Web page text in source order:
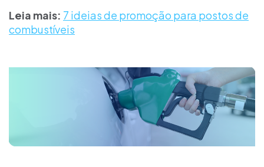
Leia mais: 7 ideias de promoção para postos de
combustíveis